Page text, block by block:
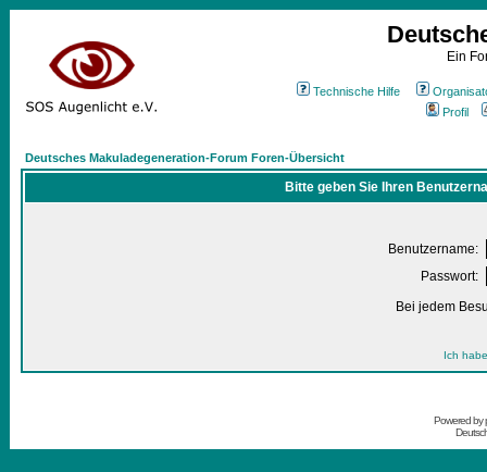
Ein
Technische Hilfe
Profil
Deutsches Makuladegeneration-Forum Foren-Übersicht
Bitte geben Sie Ihren
Benutzername:
Passwort:
Bei jedem
Ich
Powered by